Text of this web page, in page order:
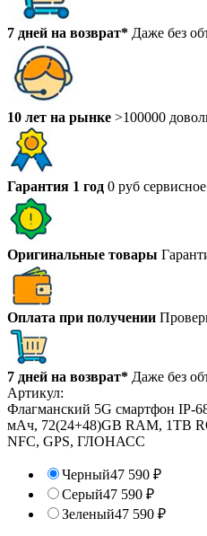
7 дней на возврат* Даже без
10 лет на рынке >100000
Гарантия 1 год 0 руб
Оригинальные товары
Оплата при получении
7 дней на возврат* Даже без
Артикул:
Флагманский 5G смартфон IP-
мАч, 72(24+48)GB RAM, 1TB
NFC, GPS, ГЛОНАСС
Черный47 590 ₽
Серый47 590 ₽
Зеленый47 590 ₽